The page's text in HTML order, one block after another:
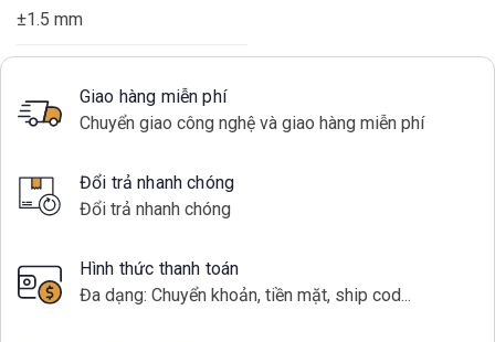
±1.5 mm
Giao hàng miễn phí
Chuyển giao công nghệ và giao hàng miễn phí
Đổi trả nhanh chóng
Đổi trả nhanh chóng
Hình thức thanh toán
Đa dạng: Chuyển khoản, tiền mặt, ship cod...